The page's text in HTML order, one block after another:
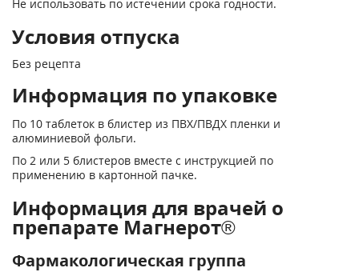
Не использовать по истечении срока годности.
Условия отпуска
Без рецепта
Информация по упаковке
По 10 таблеток в блистер из ПВХ/ПВДХ пленки и
алюминиевой фольги.
По 2 или 5 блистеров вместе с инструкцией по
применению в картонной пачке.
Информация для врачей о
препарате Магнерот®
Фармакологическая группа